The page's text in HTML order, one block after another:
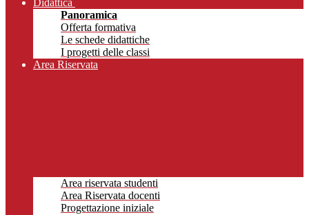
Didattica
Panoramica
Offerta formativa
Le schede didattiche
I progetti delle classi
Area Riservata
Area riservata studenti
Area Riservata docenti
Progettazione iniziale